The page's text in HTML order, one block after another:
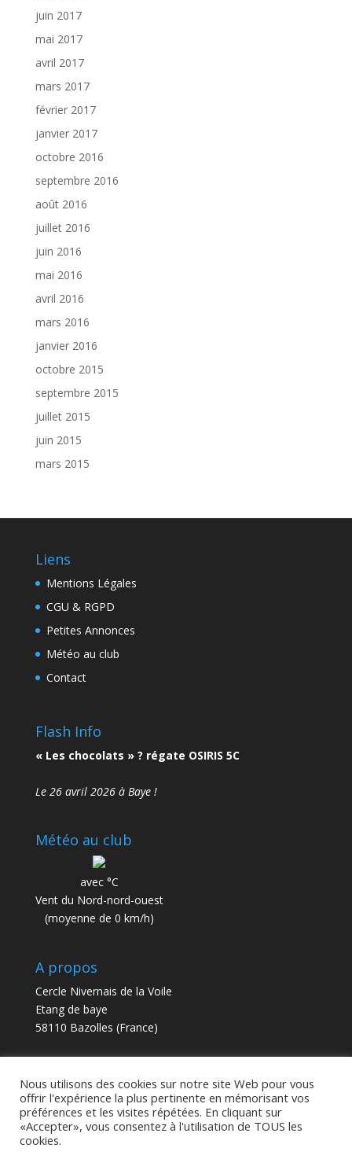
juin 2017
mai 2017
avril 2017
mars 2017
février 2017
janvier 2017
octobre 2016
septembre 2016
août 2016
juillet 2016
juin 2016
mai 2016
avril 2016
mars 2016
janvier 2016
octobre 2015
septembre 2015
juillet 2015
juin 2015
mars 2015
Liens
Mentions Légales
CGU & RGPD
Petites Annonces
Météo au club
Contact
Flash Info
« Les chocolats » ? régate OSIRIS 5C
Le 26 avril 2026 à Baye !
Météo au club
avec °C
Vent du Nord-nord-ouest
(moyenne de 0 km/h)
A propos
Cercle Nivernais de la Voile
Etang de baye
58110 Bazolles (France)
Nous utilisons des cookies sur notre site Web pour vous
offrir l'expérience la plus pertinente en mémorisant vos
préférences et les visites répétées. En cliquant sur
«Accepter», vous consentez à l'utilisation de TOUS les
cookies.